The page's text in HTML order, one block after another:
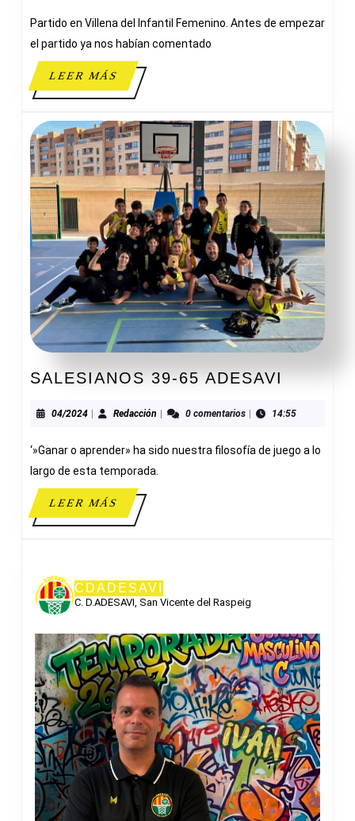
Partido en Villena del Infantil Femenino. Antes de empezar
el partido ya nos habían comentado
LEER MÁSLEER
MÁS
SALESIANOS 39-65 ADESAVI
65
04/202404/2024
| Redacción Redacción
| 0 comentarios | 14:55
‘»Ganar o aprender» ha sido nuestra filosofía de juego a lo
largo de esta temporada.
LEER MÁSLEER
MÁS
CDADESAVI
C. D.ADESAVI, San Vicente del Raspeig